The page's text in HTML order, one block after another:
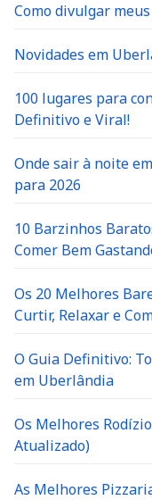
Como divulgar
Novidades em
100 lugares para
Definitivo e Viral!
Onde sair à noite
para 2026
10 Barzinhos
Comer Bem
Os 20 Melhores
Curtir, Relaxar e
O Guia Definitivo:
em Uberlândia
Os Melhores
Atualizado)
As Melhores